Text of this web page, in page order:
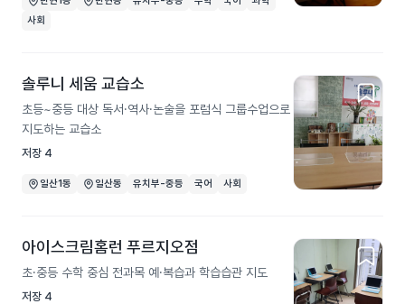
사회
솔루니 세움 교습소
초등~중등 대상 독서·역사·논술을 포럼식 그룹수업으로
지도하는 교습소
저장 4
일산1동 일산동 유치부-중등 국어 사회
아이스크림홈런 푸르지오점
초·중등 수학 중심 전과목 예·복습과 학습습관 지도
저장 4